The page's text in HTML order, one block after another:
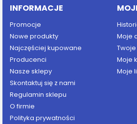
INFORMACJE
Promocje
Nowe produkty
Najczęściej kupowane
Producenci
Nasze sklepy
Skontaktuj się z nami
Regulamin sklepu
O firmie
Polityka prywatności
Moje
Moje
Moje